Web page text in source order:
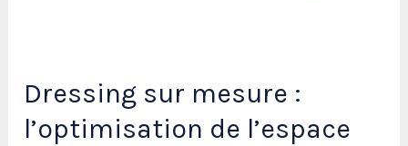
Dressing sur mesure :
l’optimisation de l’espace